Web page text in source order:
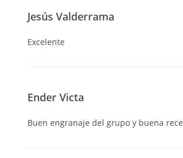
Jesús Valderrama
Excelente
Ender Victa
Buen engranaje del grupo y buena